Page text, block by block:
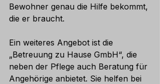
Bewohner genau die Hilfe bekommt,
die er braucht.
Ein weiteres Angebot ist die
„Betreuung zu Hause GmbH“, die
neben der Pflege auch Beratung für
Angehörige anbietet. Sie helfen bei